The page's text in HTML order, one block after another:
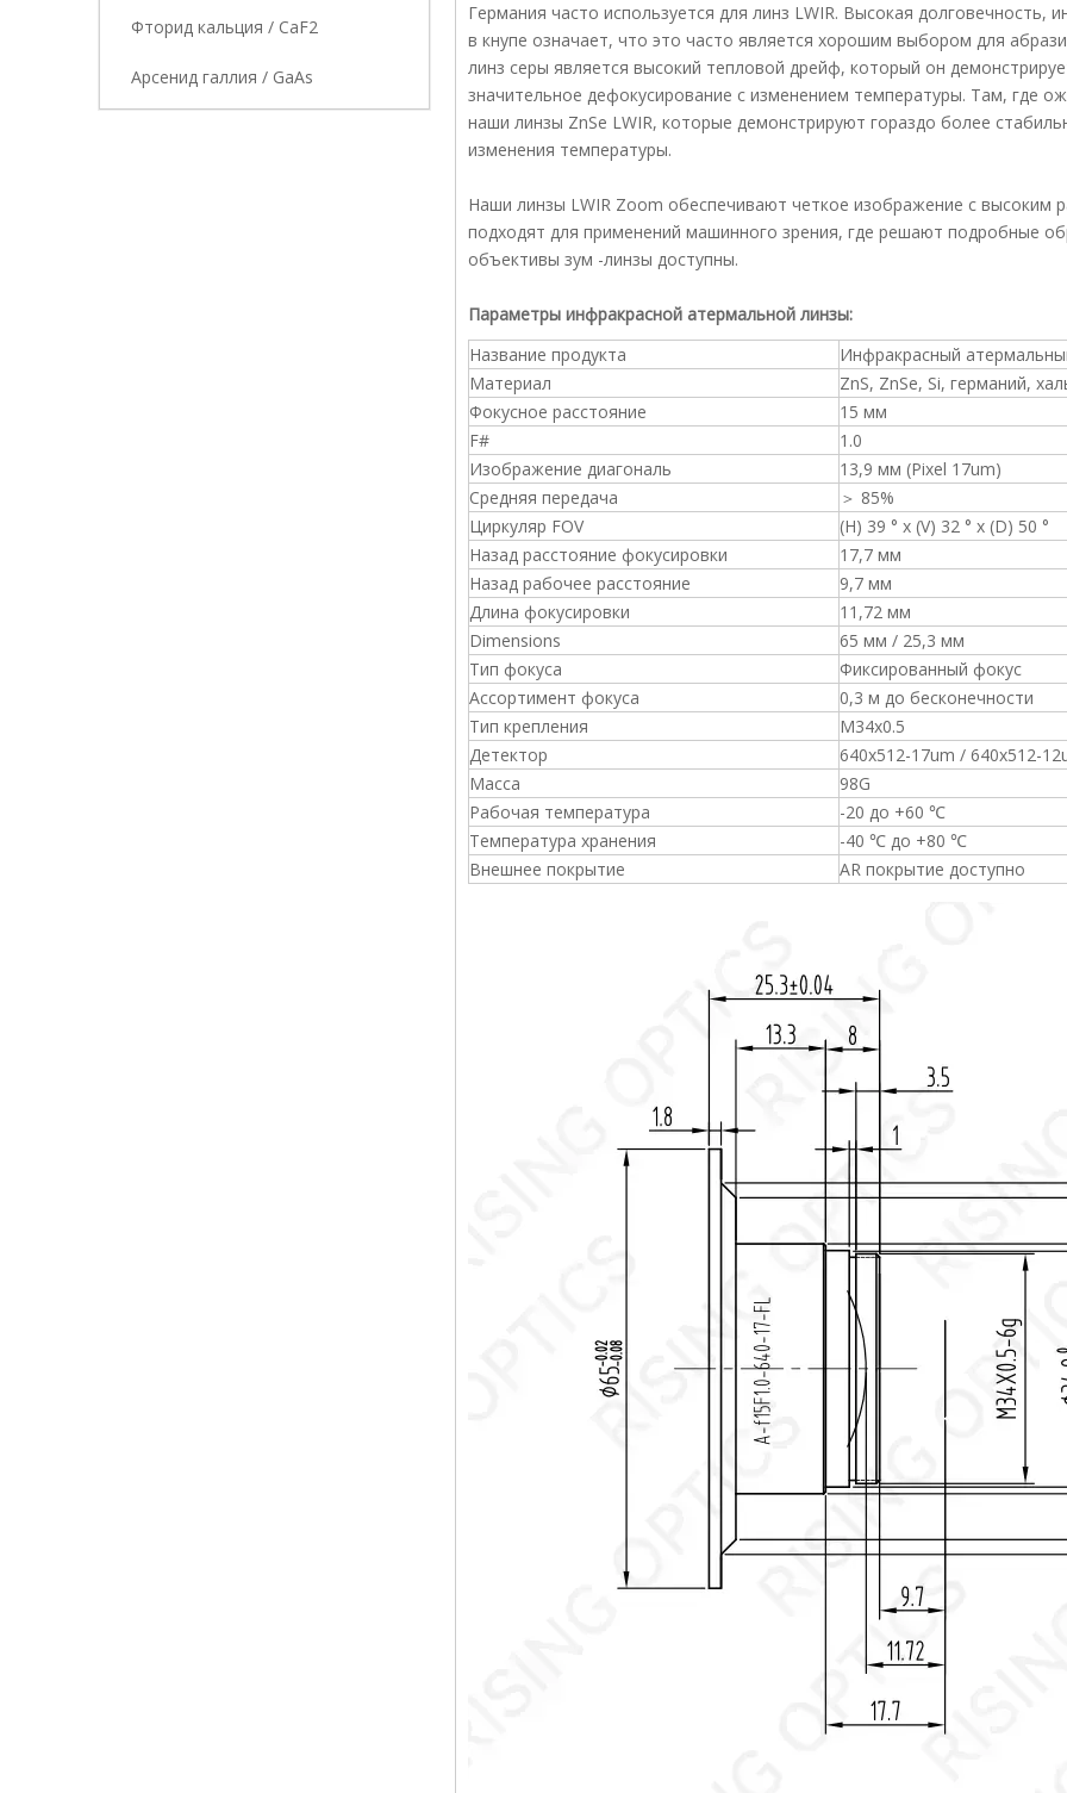
Фторид кальция / CaF2
Арсенид галлия / GaAs
Германия часто используется для линз LWIR. Высокая долговечность,
в кнупе означает, что это часто является хорошим выбором для
линз серы является высокий тепловой дрейф, который он
значительное дефокусирование с изменением температуры. Там, где
наши линзы ZnSe LWIR, которые демонстрируют гораздо более
изменения температуры.
Наши линзы LWIR Zoom обеспечивают четкое изображение с высоким
подходят для применений машинного зрения, где решают подробные
объективы зум -линзы доступны.
Параметры инфракрасной атермальной линзы:
Название продукта
Инфракрасный
Материал
ZnS, ZnSe, Si, германий,
Фокусное расстояние
15 мм
F#
1.0
Изображение диагональ
13,9 мм (Pixel 17um)
Средняя передача
＞ 85%
Циркуляр FOV
(H) 39 ° x (V) 32 ° x (D) 50 °
Назад расстояние фокусировки
17,7 мм
Назад рабочее расстояние
9,7 мм
Длина фокусировки
11,72 мм
Dimensions
65 мм / 25,3 мм
Тип фокуса
Фиксированный фокус
Ассортимент фокуса
0,3 м до бесконечности
Тип крепления
M34x0.5
Детектор
640x512-17um / 640x512-
Масса
98G
Рабочая температура
-20 до +60 ℃
Температура хранения
-40 ℃ до +80 ℃
Внешнее покрытие
AR покрытие доступно